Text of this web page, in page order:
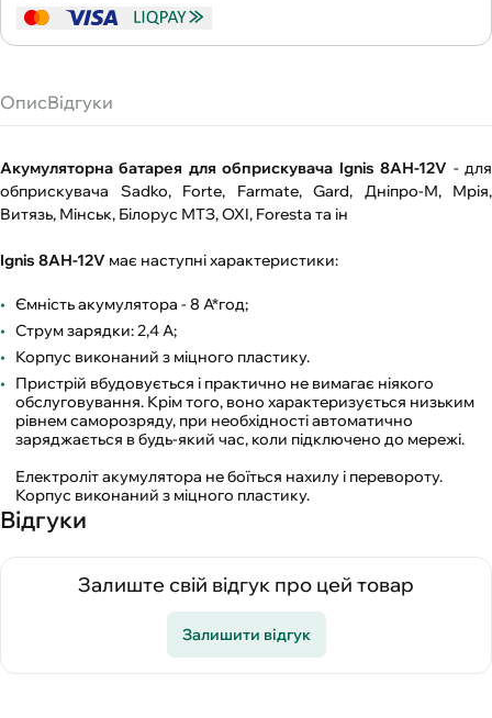
ОписВідгуки
Акумуляторна батарея для обприскувача Ignis 8АН-12V - для
обприскувача Sadko, Forte, Farmate, Gard, Дніпро-М, Мрія,
Витязь, Мінськ, Білорус МТЗ, OXI, Foresta та ін
Ignis 8АН-12V має наступні характеристики:
Ємність акумулятора - 8 А*год;
Струм зарядки: 2,4 А;
Корпус виконаний з міцного пластику.
Пристрій вбудовується і практично не вимагає ніякого
обслуговування. Крім того, воно характеризується низьким
рівнем саморозряду, при необхідності автоматично
заряджається в будь-який час, коли підключено до мережі.
Електроліт акумулятора не боїться нахилу і перевороту.
Корпус виконаний з міцного пластику.
Відгуки
Залиште свій відгук про цей товар
Залишити відгук